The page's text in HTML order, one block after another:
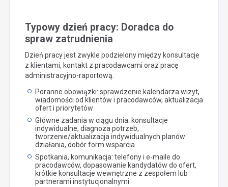
Typowy dzień pracy: Doradca do
spraw zatrudnienia
Dzień pracy jest zwykle podzielony między konsultacje
z klientami, kontakt z pracodawcami oraz pracę
administracyjno-raportową.
Poranne obowiązki: sprawdzenie kalendarza wizyt,
wiadomości od klientów i pracodawców, aktualizacja
ofert i priorytetów
Główne zadania w ciągu dnia: konsultacje
indywidualne, diagnoza potrzeb,
tworzenie/aktualizacja indywidualnych planów
działania, dobór form wsparcia
Spotkania, komunikacja: telefony i e-maile do
pracodawców, dopasowanie kandydatów do ofert,
krótkie konsultacje wewnętrzne z zespołem lub
partnerami instytucjonalnymi